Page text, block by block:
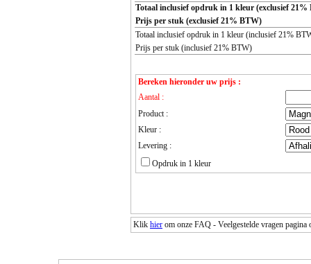
Totaal inclusief opdruk in 1 kleur (exclusief 21%
Prijs per stuk (exclusief 21% BTW)
Totaal inclusief opdruk in 1 kleur (inclusief 21%
Prijs per stuk (inclusief 21% BTW)
Bereken hieronder uw prijs :
Aantal :
Product :
Kleur :
Levering :
Opdruk in 1 kleur
Klik hier om onze FAQ - Veelgestelde vragen